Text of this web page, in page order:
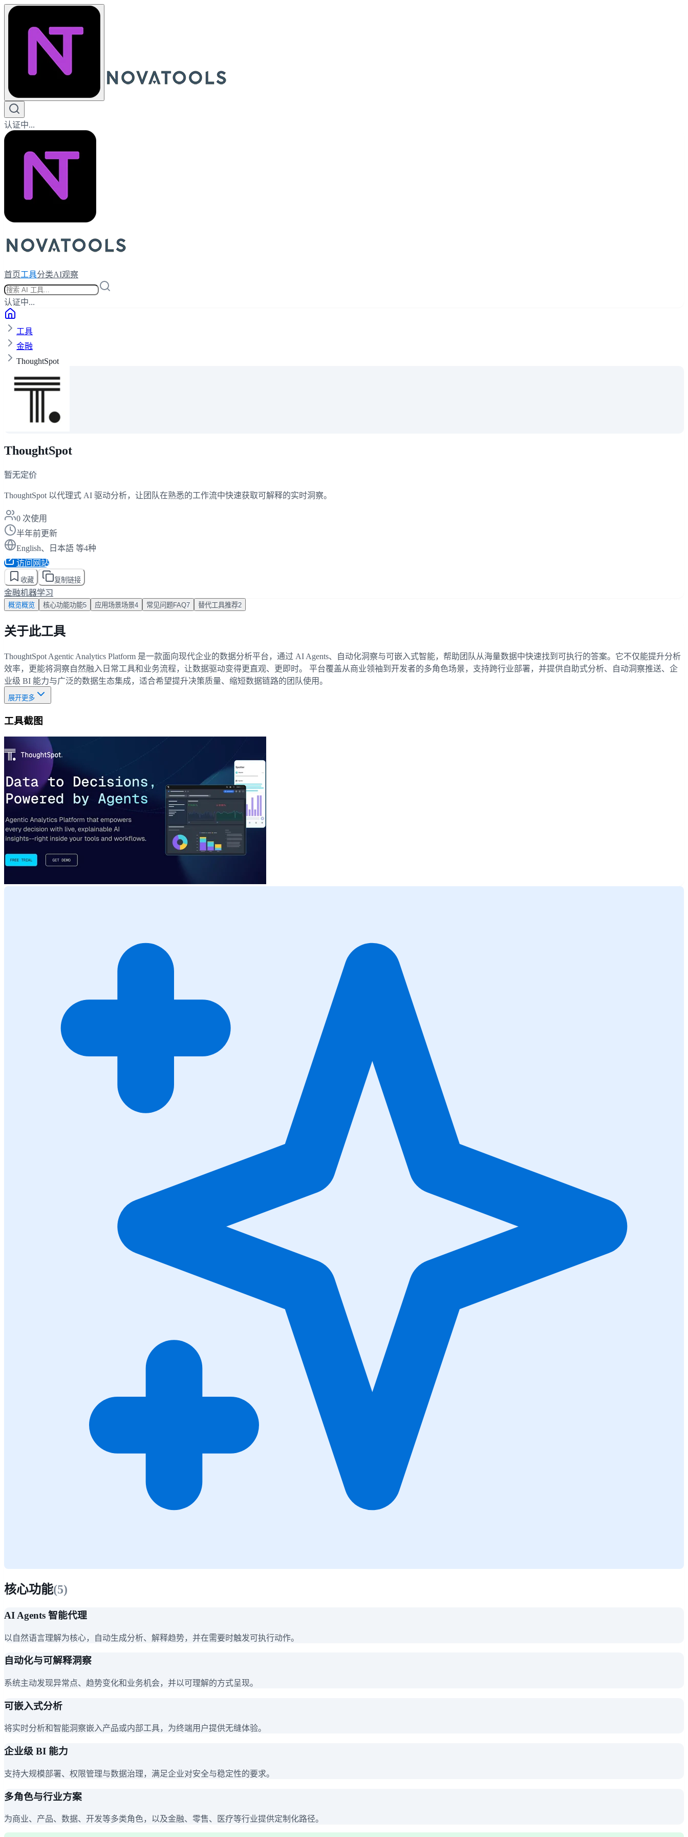
认证中...
首页工具分类AI观察
认证中...
工具
金融
ThoughtSpot
ThoughtSpot
暂无定价
ThoughtSpot 以代理式 AI 驱动分析，让团队在熟悉的工作流中快速获取可解释的实时洞察。
0 次使用
半年前更新
English、日本語 等4种
访问网站
收藏 复制链接
金融机器学习
概览概览 核心功能功能5 应用场景场景4 常见问题 FAQ7 替代工具推荐2
关于此工具
ThoughtSpot Agentic Analytics Platform 是一款面向现代企业的数据分析平台，通过 AI Agents、自动化洞察与可嵌入式智能，帮助团队从海量数据中快速找到可执行的答案。它不仅能提升分析
效率，更能将洞察自然融入日常工具和业务流程，让数据驱动变得更直观、更即时。 平台覆盖从商业领袖到开发者的多角色场景，支持跨行业部署，并提供自助式分析、自动洞察推送、企
业级 BI 能力与广泛的数据生态集成，适合希望提升决策质量、缩短数据链路的团队使用。
展开更多
工具截图
核心功能(5)
AI Agents 智能代理
以自然语言理解为核心，自动生成分析、解释趋势，并在需要时触发可执行动作。
自动化与可解释洞察
系统主动发现异常点、趋势变化和业务机会，并以可理解的方式呈现。
可嵌入式分析
将实时分析和智能洞察嵌入产品或内部工具，为终端用户提供无缝体验。
企业级 BI 能力
支持大规模部署、权限管理与数据治理，满足企业对安全与稳定性的要求。
多角色与行业方案
为商业、产品、数据、开发等多类角色，以及金融、零售、医疗等行业提供定制化路径。